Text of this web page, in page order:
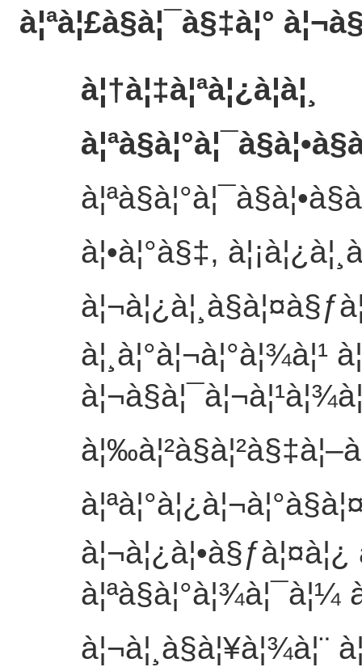
à¦ªà¦£à§à¦¯à§‡à¦°
à¦†à¦‡à¦ªà¦¿à¦à¦¸
à¦•à¦°à§‡,
à¦¸à¦°à¦¬à¦°à¦¾à¦¹
à¦ªà§à¦°à¦¾à¦¯à¦¼
à¦¬à¦¸à§à¦¥à¦¾à¦¨